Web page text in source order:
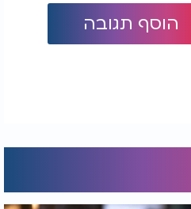
הוסף תגובה